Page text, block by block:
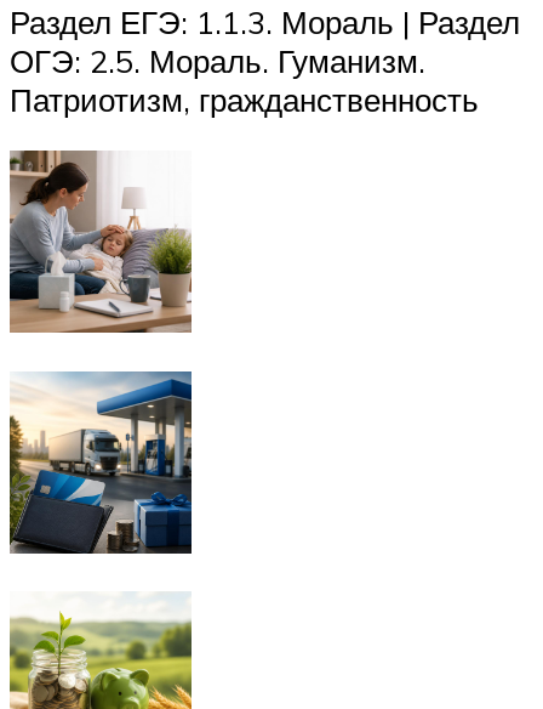
Раздел ЕГЭ: 1.1.3. Мораль | Раздел
ОГЭ: 2.5. Мораль. Гуманизм.
Патриотизм, гражданственность